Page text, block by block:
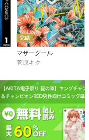
完結
マザーグール
菅原キク